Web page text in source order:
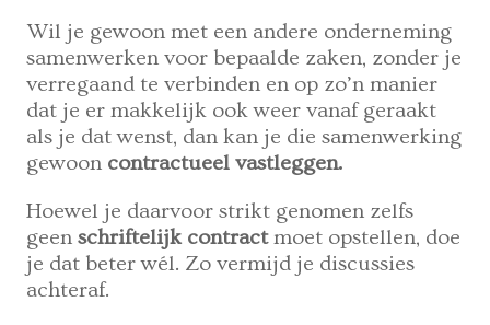
Wil je gewoon met een andere onderneming
samenwerken voor bepaalde zaken, zonder je
verregaand te verbinden en op zo’n manier
dat je er makkelijk ook weer vanaf geraakt
als je dat wenst, dan kan je die samenwerking
gewoon contractueel vastleggen.
Hoewel je daarvoor strikt genomen zelfs
geenschriftelijk contractmoet opstellen, doe
je dat beter wél. Zo vermijd je discussies
achteraf.